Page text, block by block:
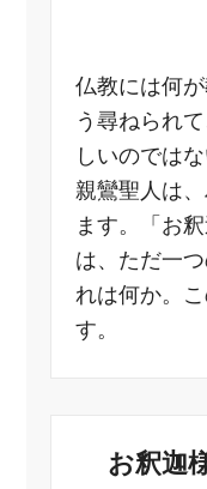
仏教には何
う尋ねられ
しいのでは
親鸞聖人は
ます。「お
は、ただ一
れは何か。
す。
お釈迦